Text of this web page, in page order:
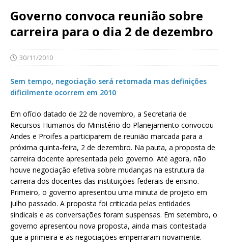
Governo convoca reunião sobre
carreira para o dia 2 de dezembro
30/11/2010
Sem tempo, negociação será retomada mas definições
dificilmente ocorrem em 2010
Em ofício datado de 22 de novembro, a Secretaria de
Recursos Humanos do Ministério do Planejamento convocou
Andes e Proifes a participarem de reunião marcada para a
próxima quinta-feira, 2 de dezembro. Na pauta, a proposta de
carreira docente apresentada pelo governo. Até agora, não
houve negociação efetiva sobre mudanças na estrutura da
carreira dos docentes das instituições federais de ensino.
Primeiro, o governo apresentou uma minuta de projeto em
julho passado. A proposta foi criticada pelas entidades
sindicais e as conversações foram suspensas. Em setembro, o
governo apresentou nova proposta, ainda mais contestada
que a primeira e as negociações emperraram novamente.